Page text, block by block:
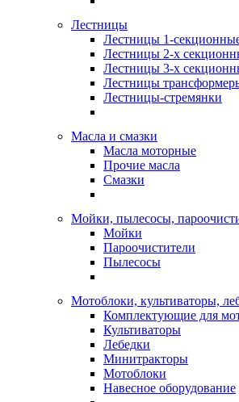
Лестницы
Лестницы 1-
Лестницы 2-х
Лестницы 3-х
Лестницы
Лестницы-стремянки
Масла и смазки
Масла моторные
Прочие масла
Смазки
Мойки, пылесосы,
Мойки
Пароочистители
Пылесосы
Мотоблоки, культиваторы,
Комплектующие для
Культиваторы
Лебедки
Минитракторы
Мотоблоки
Навесное оборудование